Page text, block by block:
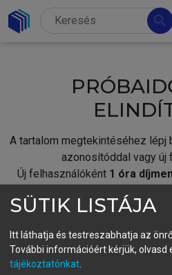
search
A tartalom megtekintéséhez lépj
azonosítóddal vagy új
Új felhasználóként 1 óra
fiókoddal,vagy
A regisztráció után a
SÜTIK LISTÁJA
Itt láthatja és testreszabhatja az
További információért kérjük, olvasd
tájékoztatónkat